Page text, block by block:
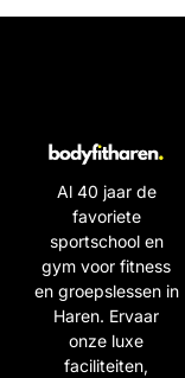
Al 40 jaar de
favoriete
sportschool en
gym voor fitness
en groepslessen in
Haren. Ervaar
onze luxe
faciliteiten,